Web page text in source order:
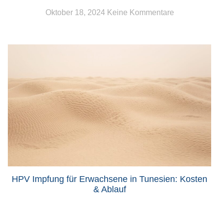
Oktober 18, 2024 Keine Kommentare
HPV Impfung für Erwachsene in Tunesien: Kosten
& Ablauf